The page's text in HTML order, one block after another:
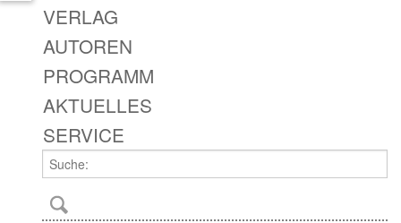
VERLAG
AUTOREN
PROGRAMM
AKTUELLES
SERVICE